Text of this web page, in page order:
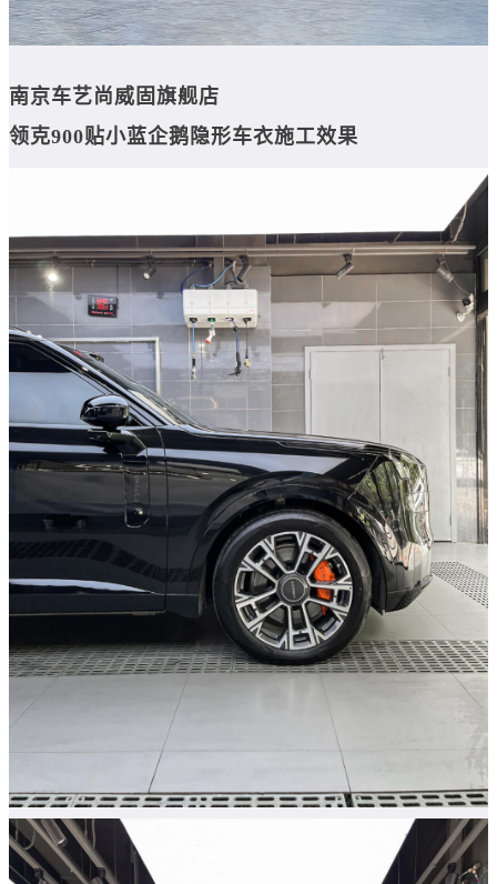
南京车艺尚威固旗舰店
领克900贴小蓝企鹅隐形车衣施工效果